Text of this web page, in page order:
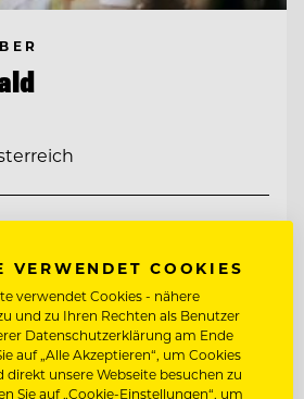
VERWENDET COOKIES
verwendet Cookies - nähere
und zu Ihren Rechten als Benutzer
Datenschutzerklärung am Ende
auf „Alle Akzeptieren“, um Cookies
direkt unsere Webseite besuchen zu
Sie auf „Cookie-Einstellungen“, um